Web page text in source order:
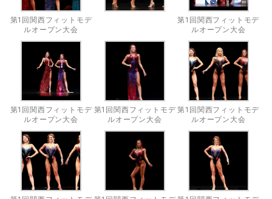
第1回関西フィットモデ
ルオープン大会
第1回関西フィットモデ
ルオープン大会
第1回関西フィットモデ
ルオープン大会
第1回関西フィットモデ
ルオープン大会
第1回関西フィットモデ
ルオープン大会